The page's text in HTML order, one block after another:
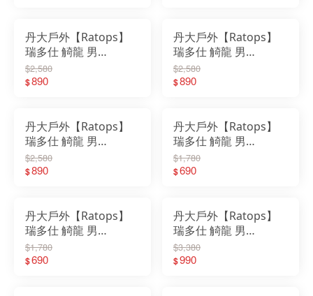
丹大戶外【Ratops】
瑞多仕 觭龍 男
Coolmax POLO(門襟
配色) ｜上衣｜快乾｜
$2,580
$890
丹大戶外【Ratops】
瑞多仕 觭龍 男
Coolmax POLO(門襟
出芽配) DB-8982｜快
$2,580
$890
丹大戶外【Ratops】
瑞多仕 觭龍 男
Coolmax POLO(門襟
出芽配) DB-8980｜快
$2,580
$890
丹大戶外【Ratops】
瑞多仕 觭龍 男
Coolmax 浪花紗圓領
(脇配)｜短袖｜上衣｜
$1,780
$690
丹大戶外【Ratops】
瑞多仕 觭龍 男
Coolmax 浪花紗V領｜
短袖｜上衣｜快乾｜吸
$1,780
$690
丹大戶外【Ratops】
瑞多仕 觭龍 男
Coolmax 格紋印花
POLO｜上衣｜衣服｜
$3,380
$990